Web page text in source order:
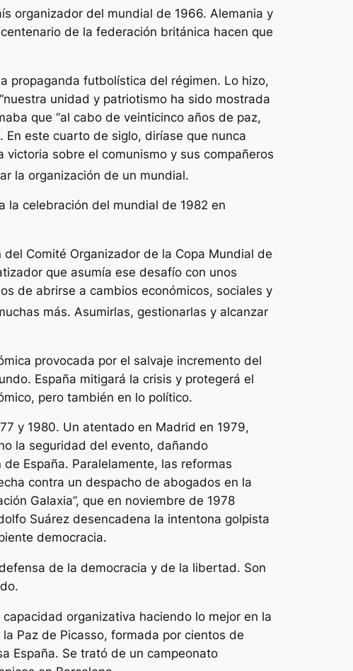
organizador del mundial de 1966. Alemania y
de la federación británica hacen que
propaganda futbolística del régimen. Lo hizo,
“nuestra unidad y patriotismo ha sido mostrada
que “al cabo de veinticinco años de paz,
este cuarto de siglo, diríase que nunca
sobre el comunismo y sus compañeros
la organización de un mundial.
la celebración del mundial de 1982 en
Comité Organizador de la Copa Mundial de
que asumía ese desafío con unos
de abrirse a cambios económicos, sociales y
más. Asumirlas, gestionarlas y alcanzar
provocada por el salvaje incremento del
España mitigará la crisis y protegerá el
pero también en lo político.
y 1980. Un atentado en Madrid en 1979,
la seguridad del evento, dañando
España. Paralelamente, las reformas
contra un despacho de abogados en la
Galaxia”, que en noviembre de 1978
Suárez desencadena la intentona golpista
democracia.
de la democracia y de la libertad. Son
organizativa haciendo lo mejor en la
Paz de Picasso, formada por cientos de
España. Se trató de un campeonato